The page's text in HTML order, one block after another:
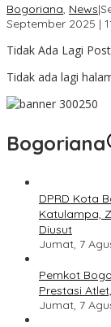
Bogoriana, News|
September 2025 |
Tidak Ada Lagi
Tidak ada lagi
Bogoriana
DPRD Kota
Katulampa,
Diusut
Jumat, 7
Pemkot
Prestasi
Jumat, 7